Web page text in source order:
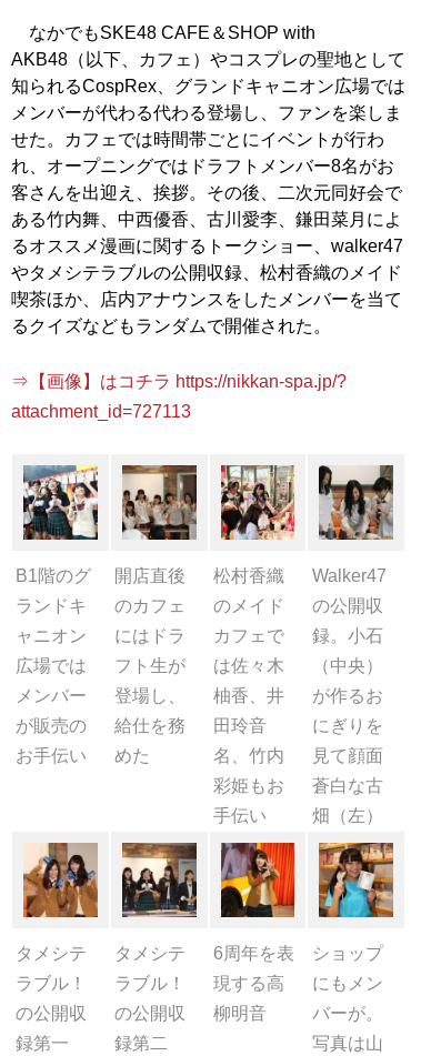
なかでもSKE48 CAFE＆SHOP with
AKB48（以下、カフェ）やコスプレの聖地として
知られるCospRex、グランドキャニオン広場では
メンバーが代わる代わる登場し、ファンを楽しま
せた。カフェでは時間帯ごとにイベントが行わ
れ、オープニングではドラフトメンバー8名がお
客さんを出迎え、挨拶。その後、二次元同好会で
ある竹内舞、中西優香、古川愛李、鎌田菜月によ
るオススメ漫画に関するトークショー、walker47
やタメシテラブルの公開収録、松村香織のメイド
喫茶ほか、店内アナウンスをしたメンバーを当て
るクイズなどもランダムで開催された。
⇒【画像】はコチラ https://nikkan-spa.jp/?
attachment_id=727113
B1階のグ
ランドキ
ャニオン
広場では
メンバー
が販売の
お手伝い
開店直後
のカフェ
にはドラ
フト生が
登場し、
給仕を務
めた
松村香織
のメイド
カフェで
は佐々木
柚香、井
田玲音
名、竹内
彩姫もお
手伝い
Walker47
の公開収
録。小石
（中央）
が作るお
にぎりを
見て顔面
蒼白な古
畑（左）
タメシテ
ラブル！
の公開収
録第一
タメシテ
ラブル！
の公開収
録第二
6周年を表
現する高
柳明音
ショップ
にもメン
バーが。
写真は山